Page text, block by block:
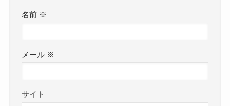
名前 ※
メール ※
サイト